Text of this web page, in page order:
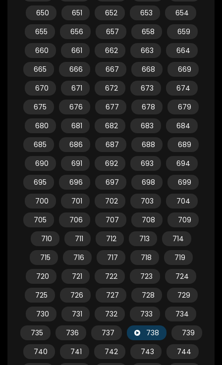
650
651 652 653
654
655
656 657 658
659
660
661 662 663
664
665
666 667 668
669
670
671 672 673
674
675
676 677 678
679
680
681 682 683
684
685
686 687 688
689
690
691 692 693
694
695
696 697 698
699
700
701 702 703
704
705
706 707 708
709
710
711 712 713
714
715
716 717 718
719
720
721 722 723
724
725
726 727 728
729
730
731 732 733
734
735
736 737 738
739
740
741 742 743
744